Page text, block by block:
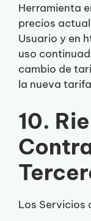
Herramienta
precios
Usuario y en
uso
cambio de
la nueva
10.
Los Servicios